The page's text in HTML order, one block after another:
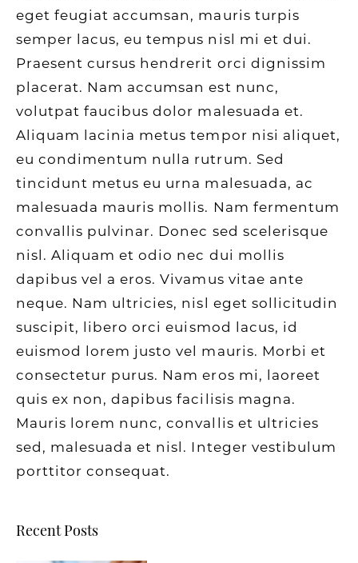
eget feugiat accumsan, mauris turpis
semper lacus, eu tempus nisl mi et dui.
Praesent cursus hendrerit orci dignissim
placerat. Nam accumsan est nunc,
volutpat faucibus dolor malesuada et.
Aliquam lacinia metus tempor nisi aliquet,
eu condimentum nulla rutrum. Sed
tincidunt metus eu urna malesuada, ac
malesuada mauris mollis. Nam fermentum
convallis pulvinar. Donec sed scelerisque
nisl. Aliquam et odio nec dui mollis
dapibus vel a eros. Vivamus vitae ante
neque. Nam ultricies, nisl eget sollicitudin
suscipit, libero orci euismod lacus, id
euismod lorem justo vel mauris. Morbi et
consectetur purus. Nam eros mi, laoreet
quis ex non, dapibus facilisis magna.
Mauris lorem nunc, convallis et ultricies
sed, malesuada et nisl. Integer vestibulum
porttitor consequat.
Recent Posts